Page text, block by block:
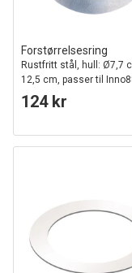
Forstørrelsesring
Rustfritt stål, hull: Ø7,7
12,5 cm, passer til
124 kr